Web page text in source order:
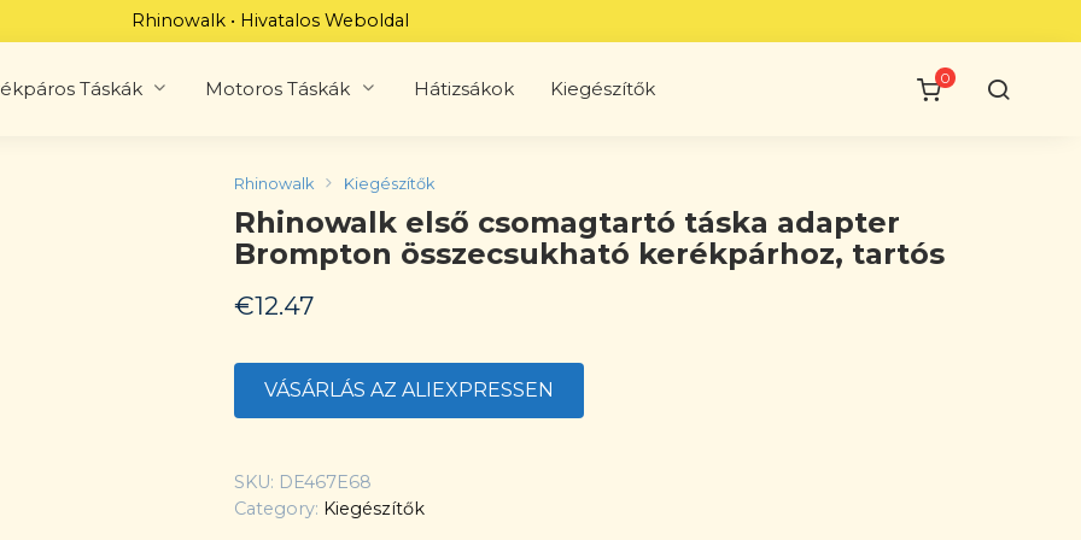
Rhinowalk • Hivatalos Weboldal
Táskák Motoros Táskák Hátizsákok Kiegészítők 0
Rhinowalk Kiegészítők
Rhinowalk első csomagtartó táska adapter
Brompton összecsukható kerékpárhoz, tartós
€12.47
VÁSÁRLÁS AZ ALIEXPRESSEN
SKU: DE467E68
Category: Kiegészítők